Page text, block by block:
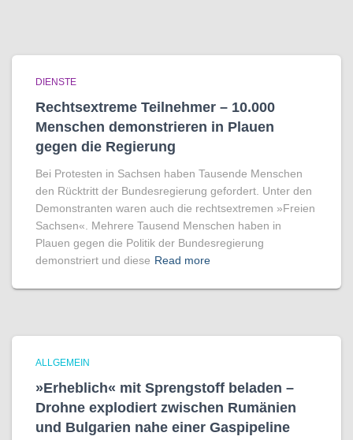
DIENSTE
Rechtsextreme Teilnehmer – 10.000
Menschen demonstrieren in Plauen
gegen die Regierung
Bei Protesten in Sachsen haben Tausende Menschen
den Rücktritt der Bundesregierung gefordert. Unter den
Demonstranten waren auch die rechtsextremen »Freien
Sachsen«. Mehrere Tausend Menschen haben in
Plauen gegen die Politik der Bundesregierung
demonstriert und diese Read more
ALLGEMEIN
»Erheblich« mit Sprengstoff beladen –
Drohne explodiert zwischen Rumänien
und Bulgarien nahe einer Gaspipeline